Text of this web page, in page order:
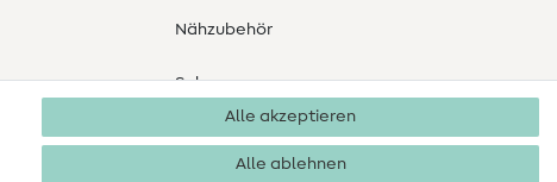
Nähzubehör
Sale
Schnittmuster
Alle akzeptieren
Alle ablehnen